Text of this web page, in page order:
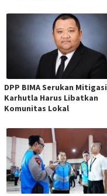
DPP BIMA Serukan Mitigasi
Karhutla Harus Libatkan
Komunitas Lokal